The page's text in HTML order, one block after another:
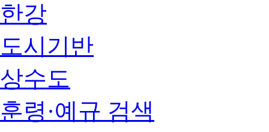
한강
도시기반
상수도
훈령·예규 검색